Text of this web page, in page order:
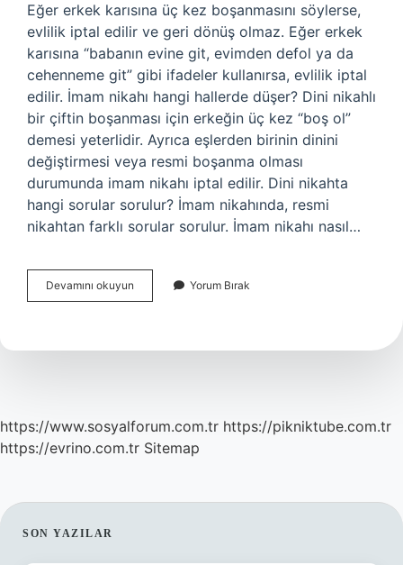
Eğer erkek karısına üç kez boşanmasını söylerse,
evlilik iptal edilir ve geri dönüş olmaz. Eğer erkek
karısına “babanın evine git, evimden defol ya da
cehenneme git” gibi ifadeler kullanırsa, evlilik iptal
edilir. İmam nikahı hangi hallerde düşer? Dini nikahlı
bir çiftin boşanması için erkeğin üç kez “boş ol”
demesi yeterlidir. Ayrıca eşlerden birinin dinini
değiştirmesi veya resmi boşanma olması
durumunda imam nikahı iptal edilir. Dini nikahta
hangi sorular sorulur? İmam nikahında, resmi
nikahtan farklı sorular sorulur. İmam nikahı nasıl…
Devamını okuyun
Nikahı
Olur
Yorum Bırak
https://www.sosyalforum.com.tr https://pikniktube.com.tr
https://evrino.com.tr Sitemap
SIDEBAR
SON YAZILAR